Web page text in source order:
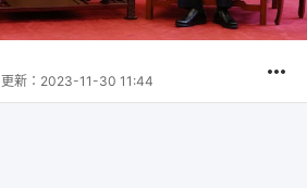
更新： 2023-11-30 11:44